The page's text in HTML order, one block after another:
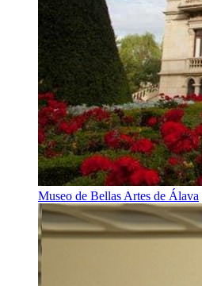
Museo de Bellas Artes de Álava